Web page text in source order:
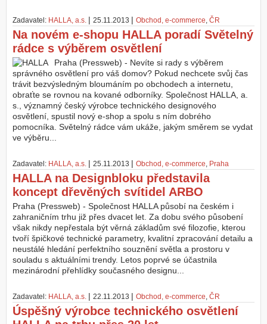
a
l
o
ž
i
t
ú
č
e
t
Zadavatel: HALLA, a.s. | 25.11.2013 | Obchod, e-commerce, ČR
Na novém e-shopu HALLA poradí Světelný
rádce s výběrem osvětlení
Praha (Pressweb) - Nevíte si rady s výběrem
správného osvětlení pro váš domov? Pokud nechcete svůj čas
trávit bezvýsledným bloumáním po obchodech a internetu,
obraťte se rovnou na kované odborníky. Společnost HALLA, a.
s., významný český výrobce technického designového
osvětlení, spustil nový e-shop a spolu s ním dobrého
pomocníka. Světelný rádce vám ukáže, jakým směrem se vydat
ve výběru...
Zadavatel: HALLA, a.s. | 25.11.2013 | Obchod, e-commerce, Praha
HALLA na Designbloku představila
koncept dřevěných svítidel ARBO
Praha (Pressweb) - Společnost HALLA působí na českém i
zahraničním trhu již přes dvacet let. Za dobu svého působení
však nikdy nepřestala být věrná základům své filozofie, kterou
tvoří špičkové technické parametry, kvalitní zpracování detailu a
neustálé hledání perfektního souznění světla a prostoru v
souladu s aktuálními trendy. Letos poprvé se účastnila
mezinárodní přehlídky současného designu...
Zadavatel: HALLA, a.s. | 22.11.2013 | Obchod, e-commerce, ČR
Úspěšný výrobce technického osvětlení